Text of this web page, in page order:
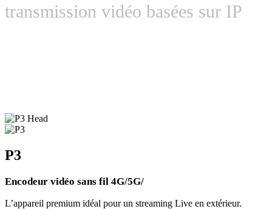
transmission vidéo basées sur IP
P3
Encodeur vidéo sans fil 4G/5G/
L’appareil premium idéal pour un streaming Live en extérieur.